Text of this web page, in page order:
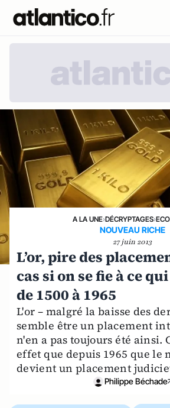
A LA UNE›DÉCRYPTAGES›
NOUVEAU RICHE
27 juin 2013
L’or, pire des
cas si on se fie à ce qui
de 1500 à 1965
L'or – malgré la baisse des
semble être un placement
n'en a pas toujours été ainsi.
effet que depuis 1965 que le
devient un placement
Philippe Béchade